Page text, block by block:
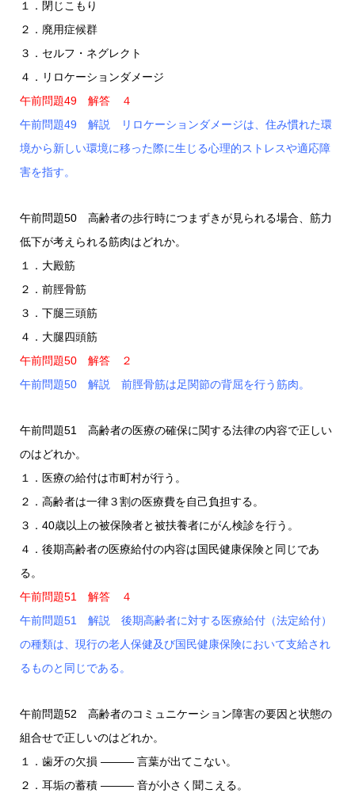
１．閉じこもり
２．廃用症候群
３．セルフ・ネグレクト
４．リロケーションダメージ
午前問題49 解答 ４
午前問題49 解説 リロケーションダメージは、住み慣れた環
境から新しい環境に移った際に生じる心理的ストレスや適応障
害を指す。
午前問題50 高齢者の歩行時につまずきが見られる場合、筋力
低下が考えられる筋肉はどれか。
１．大殿筋
２．前脛骨筋
３．下腿三頭筋
４．大腿四頭筋
午前問題50 解答 ２
午前問題50 解説 前脛骨筋は足関節の背屈を行う筋肉。
午前問題51 高齢者の医療の確保に関する法律の内容で正しい
のはどれか。
１．医療の給付は市町村が行う。
２．高齢者は一律３割の医療費を自己負担する。
３．40歳以上の被保険者と被扶養者にがん検診を行う。
４．後期高齢者の医療給付の内容は国民健康保険と同じであ
る。
午前問題51 解答 ４
午前問題51 解説 後期高齢者に対する医療給付（法定給付）
の種類は、現行の老人保健及び国民健康保険において支給され
るものと同じである。
午前問題52 高齢者のコミュニケーション障害の要因と状態の
組合せで正しいのはどれか。
１．歯牙の欠損 ――― 言葉が出てこない。
２．耳垢の蓄積 ――― 音が小さく聞こえる。